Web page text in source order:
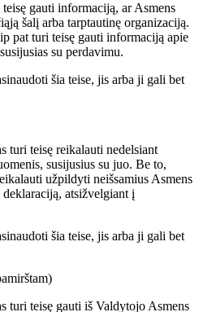
gauti informaciją, ar Asmens
šalį arba tarptautinę organizaciją.
pat turi teisę gauti informaciją apie
su perdavimu.
šia teise, jis arba ji gali bet
turi teisę reikalauti nedelsiant
susijusius su juo. Be to,
užpildyti neišsamius Asmens
atsižvelgiant į
šia teise, jis arba ji gali bet
turi teisę gauti iš Valdytojo Asmens